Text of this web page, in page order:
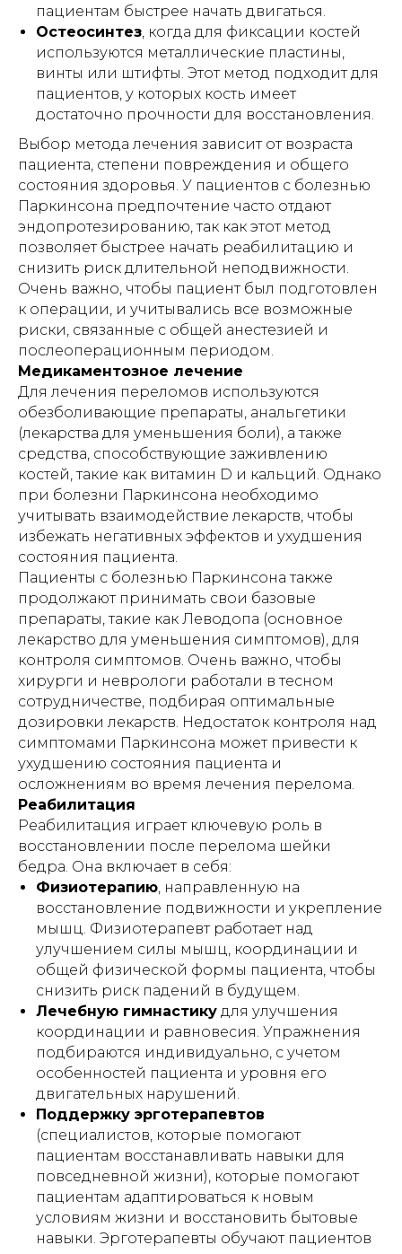
пациентам быстрее начать двигаться.
Остеосинтез, когда для фиксации костей
используются металлические пластины,
винты или штифты. Этот метод подходит для
пациентов, у которых кость имеет
достаточно прочности для восстановления.
Выбор метода лечения зависит от возраста
пациента, степени повреждения и общего
состояния здоровья. У пациентов с болезнью
Паркинсона предпочтение часто отдают
эндопротезированию, так как этот метод
позволяет быстрее начать реабилитацию и
снизить риск длительной неподвижности.
Очень важно, чтобы пациент был подготовлен
к операции, и учитывались все возможные
риски, связанные с общей анестезией и
послеоперационным периодом.
Медикаментозное лечение
Для лечения переломов используются
обезболивающие препараты, анальгетики
(лекарства для уменьшения боли), а также
средства, способствующие заживлению
костей, такие как витамин D и кальций. Однако
при болезни Паркинсона необходимо
учитывать взаимодействие лекарств, чтобы
избежать негативных эффектов и ухудшения
состояния пациента.
Пациенты с болезнью Паркинсона также
продолжают принимать свои базовые
препараты, такие как Леводопа (основное
лекарство для уменьшения симптомов), для
контроля симптомов. Очень важно, чтобы
хирурги и неврологи работали в тесном
сотрудничестве, подбирая оптимальные
дозировки лекарств. Недостаток контроля над
симптомами Паркинсона может привести к
ухудшению состояния пациента и
осложнениям во время лечения перелома.
Реабилитация
Реабилитация играет ключевую роль в
восстановлении после перелома шейки
бедра. Она включает в себя:
Физиотерапию, направленную на
восстановление подвижности и укрепление
мышц. Физиотерапевт работает над
улучшением силы мышц, координации и
общей физической формы пациента, чтобы
снизить риск падений в будущем.
Лечебную гимнастику для улучшения
координации и равновесия. Упражнения
подбираются индивидуально, с учетом
особенностей пациента и уровня его
двигательных нарушений.
Поддержку эрготерапевтов
(специалистов, которые помогают
пациентам восстанавливать навыки для
повседневной жизни), которые помогают
пациентам адаптироваться к новым
условиям жизни и восстановить бытовые
навыки. Эрготерапевты обучают пациентов